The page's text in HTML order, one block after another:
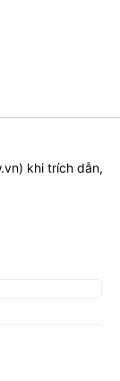
) khi trích dẫn,